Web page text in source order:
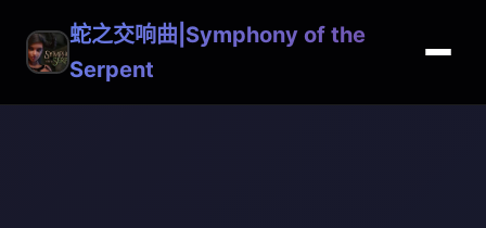
蛇之交响曲|Symphony of the
Serpent